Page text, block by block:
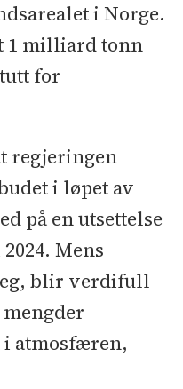
i Norge.
1 milliard tonn
for
regjeringen
i løpet av
på en utsettelse
Mens
blir verdifull
i atmosfæren,